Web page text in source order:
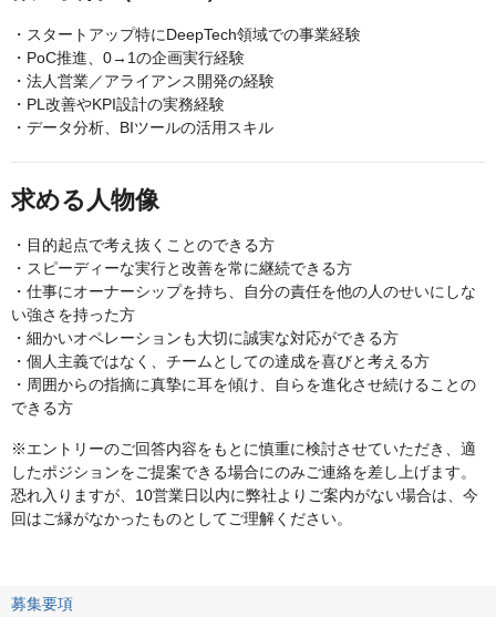
・スタートアップ特にDeepTech領域での事業経験
・PoC推進、0→1の企画実行経験
・法人営業／アライアンス開発の経験
・PL改善やKPI設計の実務経験
・データ分析、BIツールの活用スキル
求める人物像
・目的起点で考え抜くことのできる方
・スピーディーな実行と改善を常に継続できる方
・仕事にオーナーシップを持ち、自分の責任を他の人のせいにしな
い強さを持った方
・細かいオペレーションも大切に誠実な対応ができる方
・個人主義ではなく、チームとしての達成を喜びと考える方
・周囲からの指摘に真摯に耳を傾け、自らを進化させ続けることの
できる方
※エントリーのご回答内容をもとに慎重に検討させていただき、適
したポジションをご提案できる場合にのみご連絡を差し上げます。
恐れ入りますが、10営業日以内に弊社よりご案内がない場合は、今
回はご縁がなかったものとしてご理解ください。
募集要項